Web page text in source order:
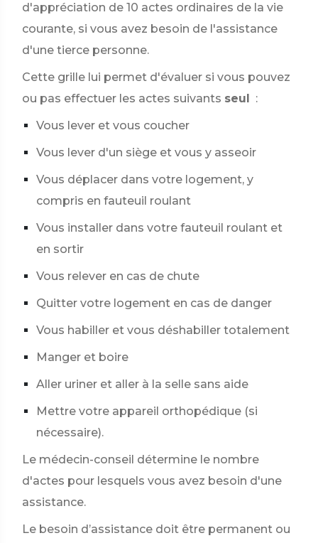
d'appréciation de 10 actes ordinaires de la vie
courante, si vous avez besoin de l'assistance
d'une tierce personne.
Cette grille lui permet d'évaluer si vous pouvez
ou pas effectuer les actes suivants seul :
Vous lever et vous coucher
Vous lever d'un siège et vous y asseoir
Vous déplacer dans votre logement, y
compris en fauteuil roulant
Vous installer dans votre fauteuil roulant et
en sortir
Vous relever en cas de chute
Quitter votre logement en cas de danger
Vous habiller et vous déshabiller totalement
Manger et boire
Aller uriner et aller à la selle sans aide
Mettre votre appareil orthopédique (si
nécessaire).
Le médecin-conseil détermine le nombre
d'actes pour lesquels vous avez besoin d'une
assistance.
Le besoin d’assistance doit être permanent ou